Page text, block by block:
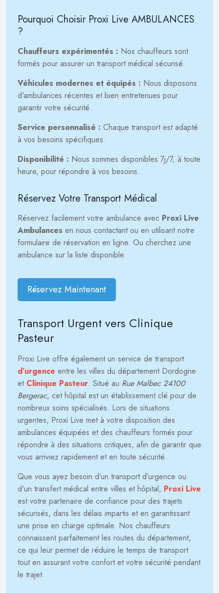
Pourquoi Choisir Proxi Live AMBULANCES
?
Chauffeurs expérimentés : Nos chauffeurs sont
formés pour assurer un transport médical sécurisé.
Véhicules modernes et équipés : Nous disposons
d'ambulances récentes et bien entretenues pour
garantir votre sécurité.
Service personnalisé : Chaque transport est adapté
à vos besoins spécifiques.
Disponibilité : Nous sommes disponibles 7j/7, à toute
heure, pour répondre à vos besoins.
Réservez Votre Transport Médical
Réservez facilement votre ambulance avec Proxi Live
Ambulances en nous contactant ou en utilisant notre
formulaire de réservation en ligne. Ou cherchez une
ambulance sur la liste disponible.
Réservez Maintenant
Transport Urgent vers Clinique
Pasteur
Proxi Live offre également un service de transport
d’urgence entre les villes du département Dordogne
et Clinique Pasteur. Situé au Rue Malbec 24100
Bergerac, cet hôpital est un établissement clé pour de
nombreux soins spécialisés. Lors de situations
urgentes, Proxi Live met à votre disposition des
ambulances équipées et des chauffeurs formés pour
répondre à des situations critiques, afin de garantir que
vous arriviez rapidement et en toute sécurité.
Que vous ayez besoin d’un transport d’urgence ou
d'un transfert médical entre villes et hôpital, Proxi Live
est votre partenaire de confiance pour des trajets
sécurisés, dans les délais impartis et en garantissant
une prise en charge optimale. Nos chauffeurs
connaissent parfaitement les routes du département,
ce qui leur permet de réduire le temps de transport
tout en assurant votre confort et votre sécurité pendant
le trajet.